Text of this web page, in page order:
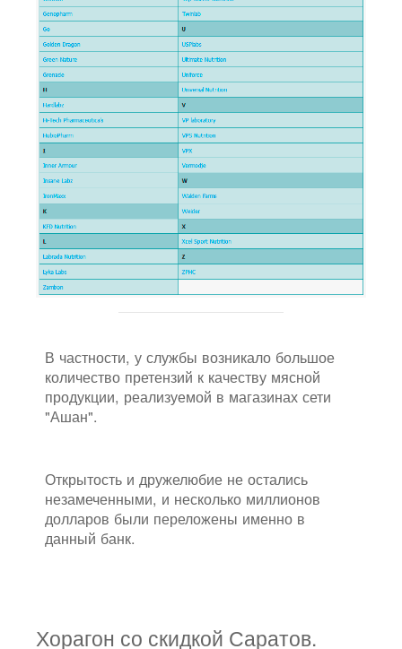
В частности, у службы возникало большое
количество претензий к качеству мясной
продукции, реализуемой в магазинах сети
"Ашан".
Открытость и дружелюбие не остались
незамеченными, и несколько миллионов
долларов были переложены именно в
данный банк.
Хорагон со скидкой Саратов.